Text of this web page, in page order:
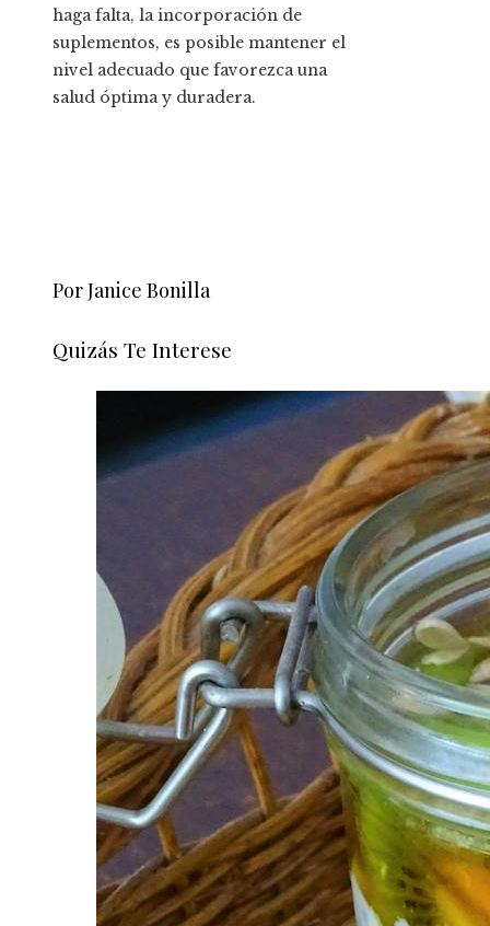
haga falta, la incorporación de
suplementos, es posible mantener el
nivel adecuado que favorezca una
salud óptima y duradera.
Por Janice Bonilla
Quizás Te Interese